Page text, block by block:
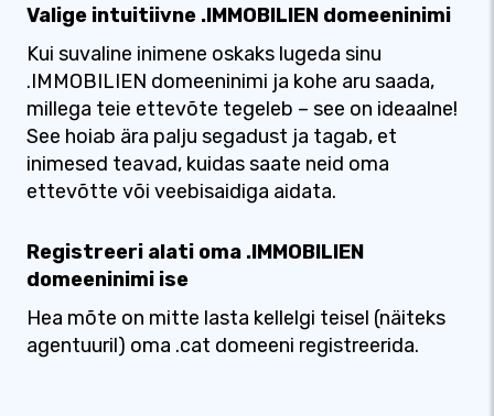
Valige intuitiivne .IMMOBILIEN domeeninimi
Kui suvaline inimene oskaks lugeda sinu
.IMMOBILIEN domeeninimi ja kohe aru saada,
millega teie ettevõte tegeleb – see on ideaalne!
See hoiab ära palju segadust ja tagab, et
inimesed teavad, kuidas saate neid oma
ettevõtte või veebisaidiga aidata.
Registreeri alati oma .IMMOBILIEN
domeeninimi ise
Hea mõte on mitte lasta kellelgi teisel (näiteks
agentuuril) oma .cat domeeni registreerida.